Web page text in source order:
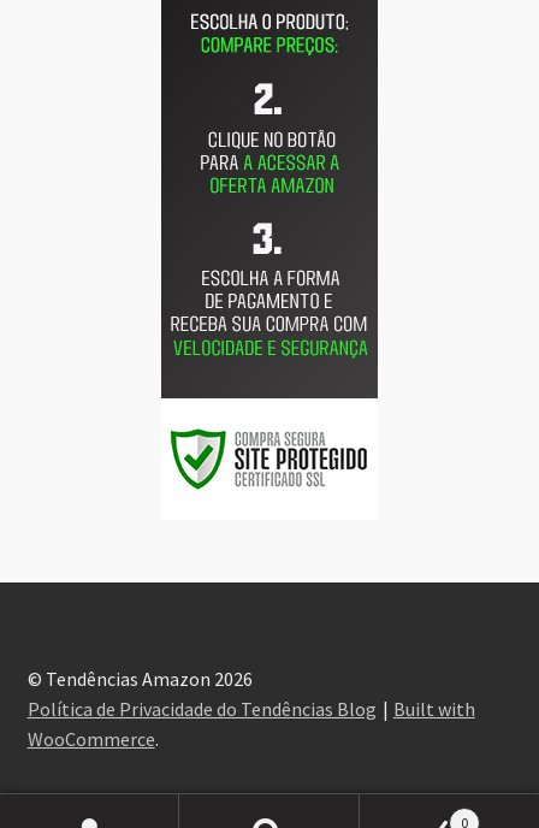
© Tendências Amazon 2026
Política de Privacidade do Tendências Blog
Built with
WooCommerce.
0